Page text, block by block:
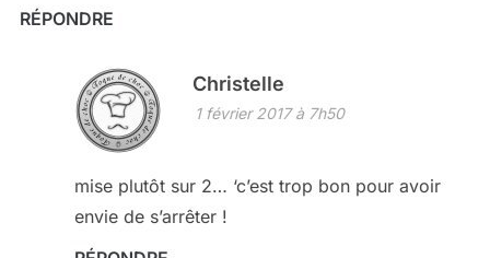
RÉPONDRE
Christelle
1 février 2017 à 7h50
mise plutôt sur 2… ‘c’est trop bon pour avoir
envie de s’arrêter !